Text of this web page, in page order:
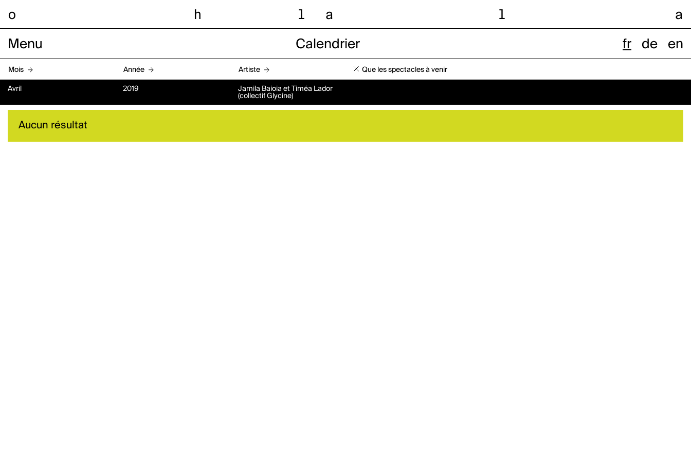
o h l a l a
Menu Calendrier fr de en
Mois Année Artiste Que les spectacles à venir
Avril 2019
Jamila Baioia et Timéa Lador
(collectif Glycine)
Aucun résultat